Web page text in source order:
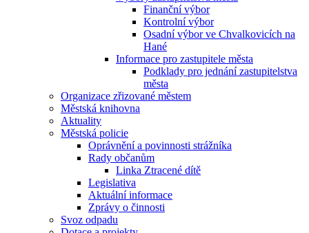
Finanční výbor
Kontrolní výbor
Osadní výbor ve Chvalkovicích na
Hané
Informace pro zastupitele města
Podklady pro jednání zastupitelstva
města
Organizace zřizované městem
Městská knihovna
Aktuality
Městská policie
Oprávnění a povinnosti strážníka
Rady občanům
Linka Ztracené dítě
Legislativa
Aktuální informace
Zprávy o činnosti
Svoz odpadu